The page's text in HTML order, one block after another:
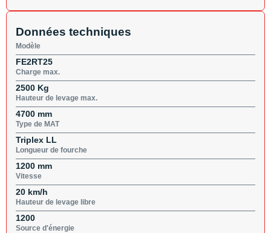
Données techniques
Modèle
FE2RT25
Charge max.
2500 Kg
Hauteur de levage max.
4700 mm
Type de MAT
Triplex LL
Longueur de fourche
1200 mm
Vitesse
20 km/h
Hauteur de levage libre
1200
Source d'énergie